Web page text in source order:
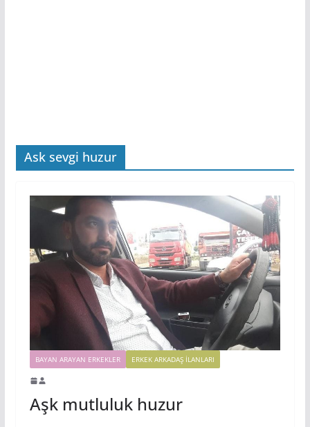
Ask sevgi huzur
BAYAN ARAYAN ERKEKLER ERKEK ARKADAŞ ILANLARI
Aşk mutluluk huzur